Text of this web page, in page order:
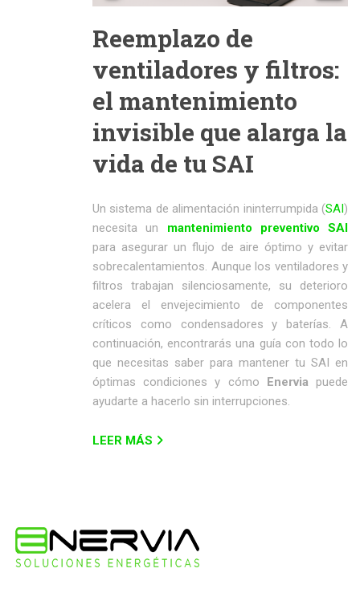
Reemplazo de
ventiladores y filtros:
el mantenimiento
invisible que alarga la
vida de tu SAI
Un sistema de alimentación ininterrumpida (SAI)
necesita un mantenimiento preventivo SAI
para asegurar un flujo de aire óptimo y evitar
sobrecalentamientos. Aunque los ventiladores y
filtros trabajan silenciosamente, su deterioro
acelera el envejecimiento de componentes
críticos como condensadores y baterías. A
continuación, encontrarás una guía con todo lo
que necesitas saber para mantener tu SAI en
óptimas condiciones y cómo Enerviapuede
ayudarte a hacerlo sin interrupciones.
LEER MÁS